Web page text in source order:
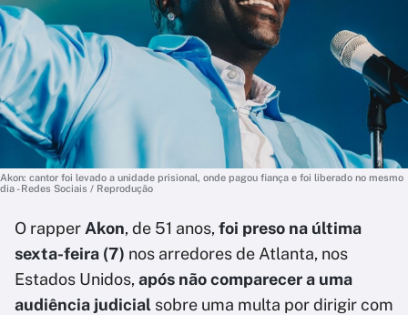
Akon: cantor foi levado a unidade prisional, onde pagou fiança e foi liberado no mesmo
dia - Redes Sociais / Reprodução
O rapper Akon, de 51 anos, foi preso na última
sexta-feira (7) nos arredores de Atlanta, nos
Estados Unidos, após não comparecer a uma
audiência judicial sobre uma multa por dirigir com